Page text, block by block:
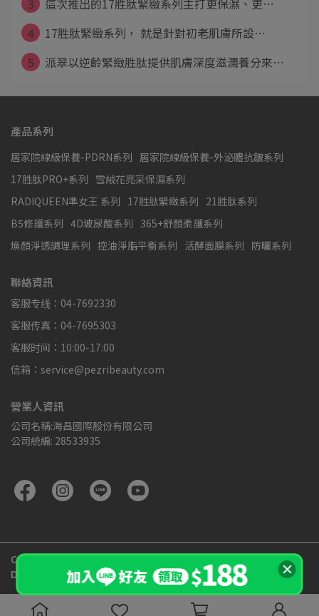
4
17胜肽緊緻系列， 就是針對初老肌膚所設⋯
5
派翠以逆齡緊緻胜肽提供肌膚深度滋潤養分來⋯
產品系列
居家院線級保養-PDRN系列 居家院線級保養-外泌體抗皺系列
17胜肽PRO+系列 雪絨花亮采保濕系列
RADIQUEEN準女王 系列 17胜肽緊緻系列 21胜肽系列
B5修護系列 4D玻尿酸系列 365+舒顏柔護系列
煥顏淨透調理系列 控油淨脂平衡系列 活酵面膜系列 防曬系列
聯絡資訊
客服专线：04-7692330
客服传真：04-7695303
客服时间：10:00-17:00
信箱：service@pezribeauty.com
營業人資訊
公司名稱:海昌國際股份有限公司
公司統編: 28533935
Copyright ©PEZRI派翠胜肽專家官方網站All Rights Reserved.
Designed byCYBERBIZ.